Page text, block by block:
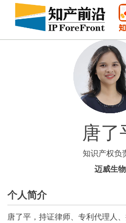
唐了
知识产权负
迈威生物
个人简介
唐了平，持证律师、专利代理人